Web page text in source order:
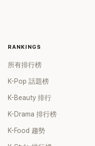
RANKINGS
所有排行榜
K-Pop 話題榜
K-Beauty 排行
K-Drama 排行榜
K-Food 趨勢